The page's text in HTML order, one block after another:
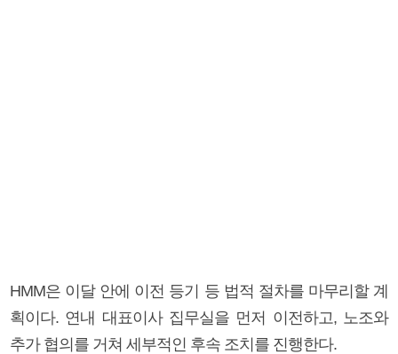
HMM은 이달 안에 이전 등기 등 법적 절차를 마무리할 계
획이다. 연내 대표이사 집무실을 먼저 이전하고, 노조와
추가 협의를 거쳐 세부적인 후속 조치를 진행한다.